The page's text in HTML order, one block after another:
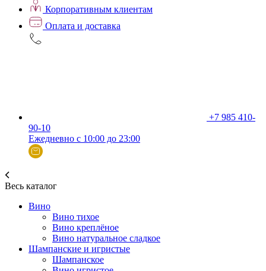
Корпоративным клиентам
Оплата и доставка
+7 985 410-
90-10
Ежедневно с 10:00 до 23:00
Весь каталог
Вино
Вино тихое
Вино креплёное
Вино натуральное сладкое
Шампанские и игристые
Шампанское